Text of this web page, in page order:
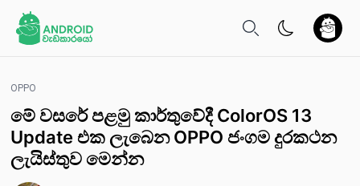
OPPO
මේ වසරේ පළමු කාර්තුවේදී ColorOS 13
Update එක ලැබෙන OPPO ජංගම දුරකථන
ලැයිස්තුව මෙන්න